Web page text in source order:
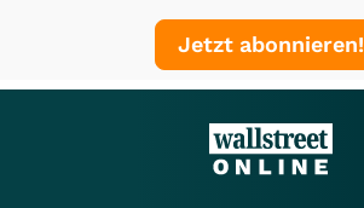
Jetzt abonnieren!